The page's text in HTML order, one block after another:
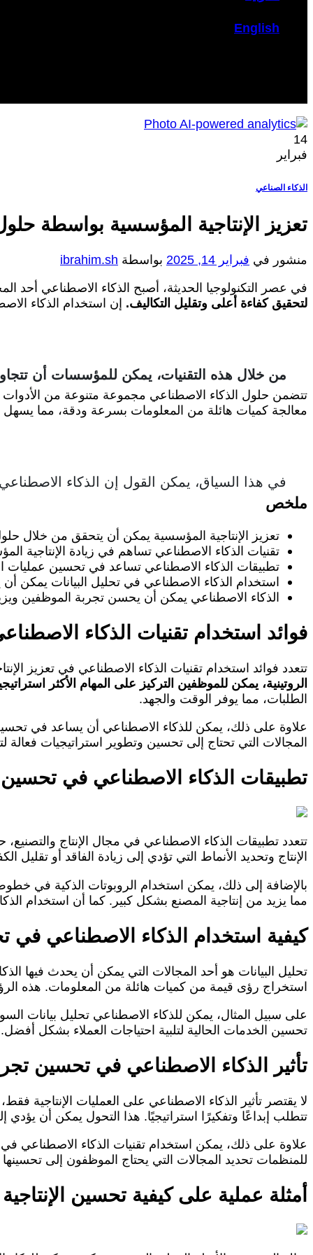
English
14
فبراير
الذكاء الصناعي
تعزيز الإنتاجية المؤسسية بواسطة
منشور في فبراير 14, 2025 بواسطة ibrahim.sh
في عصر التكنولوجيا الحديثة، أصبح الذكاء الاصطناعي أحد
لتحقيق كفاءة أعلى وتقليل التكاليف. إن استخدام الذكاء
من خلال هذه التقنيات، يمكن للمؤسسات أن
تتضمن حلول الذكاء الاصطناعي مجموعة متنوعة من الأدوات
معالجة كميات هائلة من المعلومات بسرعة ودقة، مما يسهل
في هذا السياق، يمكن القول إن الذكاء الاصطناعي
ملخص
تعزيز الإنتاجية المؤسسية يمكن أن يتحقق من خلال
تقنيات الذكاء الاصطناعي تساهم في زيادة الإنتاجية
تطبيقات الذكاء الاصطناعي تساعد في تحسين عمليات
استخدام الذكاء الاصطناعي في تحليل البيانات يمكن
الذكاء الاصطناعي يمكن أن يحسن تجربة الموظفين
فوائد استخدام تقنيات الذكاء
تتعدد فوائد استخدام تقنيات الذكاء الاصطناعي في تعزيز
الروتينية، يمكن للموظفين التركيز على المهام الأكثر
الطلبات، مما يوفر الوقت والجهد.
علاوة على ذلك، يمكن للذكاء الاصطناعي أن يساعد في
المجالات التي تحتاج إلى تحسين وتطوير استراتيجيات فعالة
تطبيقات الذكاء الاصطناعي في تحسين
تتعدد تطبيقات الذكاء الاصطناعي في مجال الإنتاج
الإنتاج وتحديد الأنماط التي تؤدي إلى زيادة الفاقد أو
بالإضافة إلى ذلك، يمكن استخدام الروبوتات الذكية في
مما يزيد من إنتاجية المصنع بشكل كبير. كما أن استخدام
كيفية استخدام الذكاء الاصطناعي في
تحليل البيانات هو أحد المجالات التي يمكن أن يحدث فيها
استخراج رؤى قيمة من كميات هائلة من المعلومات. هذه
على سبيل المثال، يمكن للذكاء الاصطناعي تحليل بيانات
تحسين الخدمات الحالية لتلبية احتياجات العملاء بشكل
تأثير الذكاء الاصطناعي في تحسين
لا يقتصر تأثير الذكاء الاصطناعي على العمليات الإنتاجية
تتطلب إبداعًا وتفكيرًا استراتيجيًا. هذا التحول يمكن أن
علاوة على ذلك، يمكن استخدام تقنيات الذكاء الاصطناعي
للمنظمات تحديد المجالات التي يحتاج الموظفون إلى
أمثلة عملية على كيفية تحسين